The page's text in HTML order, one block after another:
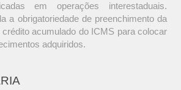
em operações interestaduais.
a obrigatoriedade de preenchimento da
acumulado do ICMS para colocar
adquiridos.